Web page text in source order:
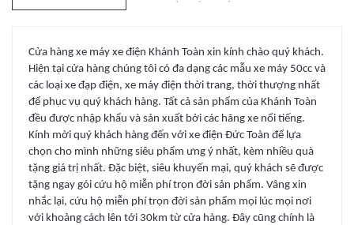
Cửa hàng xe máy xe điện Khánh Toàn xin kính chào quý khách.
Hiện tại cửa hàng chúng tôi có đa dạng các mẫu xe máy 50cc và
các loại xe đạp điện, xe máy điện thời trang, thời thượng nhất
để phục vụ quý khách hàng. Tất cả sản phẩm của Khánh Toàn
đều được nhập khẩu và sản xuất bởi các hãng xe nổi tiếng.
Kính mời quý khách hàng đến với xe điện Đức Toàn để lựa
chọn cho mình những siêu phẩm ưng ý nhất, kèm nhiều quà
tặng giá trị nhất. Đặc biệt, siêu khuyến mại, quý khách sẽ được
tặng ngay gói cứu hộ miễn phí trọn đời sản phẩm. Vâng xin
nhắc lại, cứu hộ miễn phí trọn đời sản phẩm mọi lúc mọi nơi
với khoảng cách lên tới 30km từ cửa hàng. Đây cũng chính là